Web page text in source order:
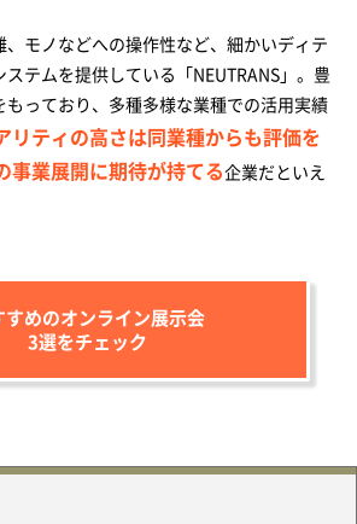
、モノなどへの操作性など、細かいディテ
テムを提供している「NEUTRANS」。豊
もっており、多種多様な業種での活用実績
リティの高さは同業種からも評価を
事業展開に期待が持てる企業だといえ
すめのオンライン展示会
3選をチェック